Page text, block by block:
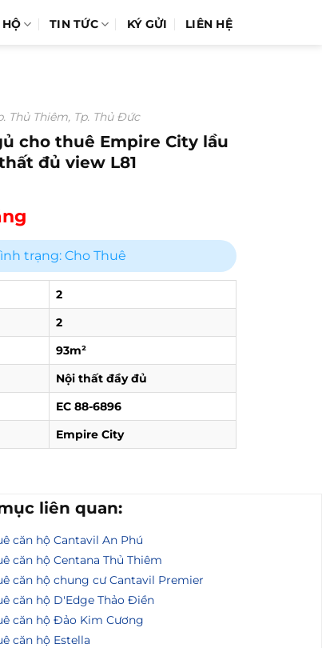
TIN TỨC KÝ GỬI LIÊN HỆ
Thủ Thiêm, Tp. Thủ Đức
cho thuê Empire City lầu
đủ view L81
trạng: Cho Thuê
2
2
93m²
Nội thất đầy đủ
EC 88-6896
Empire City
liên quan:
căn hộ Cantavil An Phú
căn hộ Centana Thủ Thiêm
căn hộ chung cư Cantavil Premier
căn hộ D'Edge Thảo Điền
căn hộ Đảo Kim Cương
căn hộ Estella